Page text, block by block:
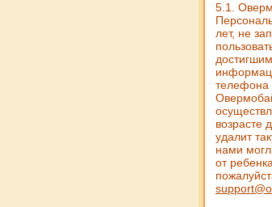
5.1.
лет, не
телефона
возрасте
удалит
нами
от